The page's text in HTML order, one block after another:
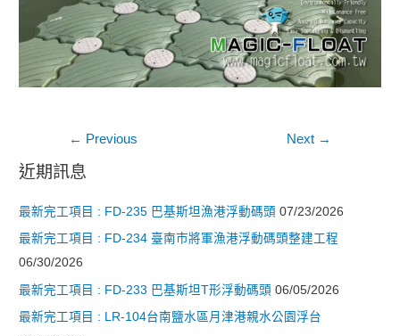
章
導
覽
← Previous Next →
近期訊息
最新完工項目 : FD-235 巴基斯坦漁港浮動碼頭 07/23/2026
最新完工項目 : FD-234 臺南市將軍漁港浮動碼頭整建工程
06/30/2026
最新完工項目 : FD-233 巴基斯坦T形浮動碼頭 06/05/2026
最新完工項目 : LR-104台南鹽水區月津港親水公園浮台